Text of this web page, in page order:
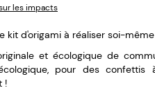
les impacts
kit d'origami à réaliser soi-
et écologique de
pour des
!